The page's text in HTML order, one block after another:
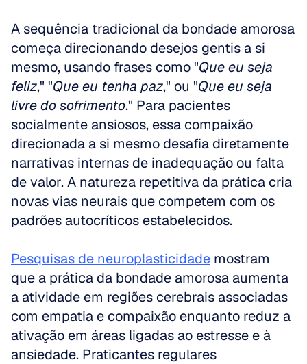
A sequência tradicional da bondade amorosa
começa direcionando desejos gentis a si
mesmo, usando frases como "Que eu seja
feliz," "Que eu tenha paz," ou "Que eu seja
livre do sofrimento." Para pacientes
socialmente ansiosos, essa compaixão
direcionada a si mesmo desafia diretamente
narrativas internas de inadequação ou falta
de valor. A natureza repetitiva da prática cria
novas vias neurais que competem com os
padrões autocríticos estabelecidos.
Pesquisas de neuroplasticidade mostram
que a prática da bondade amorosa aumenta
a atividade em regiões cerebrais associadas
com empatia e compaixão enquanto reduz a
ativação em áreas ligadas ao estresse e à
ansiedade. Praticantes regulares